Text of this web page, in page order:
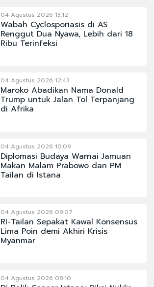
04 Agustus 2026 13:12
Wabah Cyclosporiasis di AS
Renggut Dua Nyawa, Lebih dari 18
Ribu Terinfeksi
04 Agustus 2026 12:43
Maroko Abadikan Nama Donald
Trump untuk Jalan Tol Terpanjang
di Afrika
04 Agustus 2026 10:09
Diplomasi Budaya Warnai Jamuan
Makan Malam Prabowo dan PM
Tailan di Istana
04 Agustus 2026 09:07
RI-Tailan Sepakat Kawal Konsensus
Lima Poin demi Akhiri Krisis
Myanmar
04 Agustus 2026 08:10